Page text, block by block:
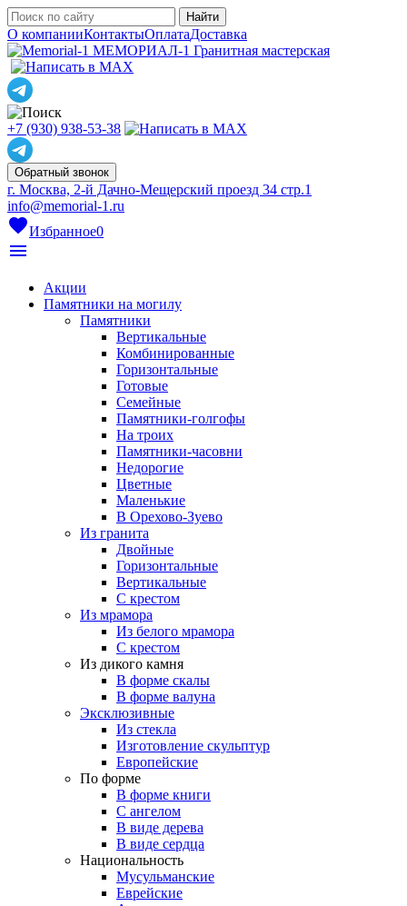
О компанииКонтактыОплатаДоставка
МЕМОРИАЛ-1 Гранитная мастерская
+7 (930) 938-53-38
Обратный звонок
г. Москва, 2-й Дачно-Мещерский проезд 34 стр.1
info@memorial-1.ru
favoriteИзбранное0
menu
Акции
Памятники на могилу
Памятники
Вертикальные
Комбинированные
Горизонтальные
Готовые
Семейные
Памятники-голгофы
На троих
Памятники-часовни
Недорогие
Цветные
Маленькие
В Орехово-Зуево
Из гранита
Двойные
Горизонтальные
Вертикальные
С крестом
Из мрамора
Из белого мрамора
С крестом
Из дикого камня
В форме скалы
В форме валуна
Эксклюзивные
Из стекла
Изготовление скульптур
Европейские
По форме
В форме книги
С ангелом
В виде дерева
В виде сердца
Национальность
Мусульманские
Еврейские